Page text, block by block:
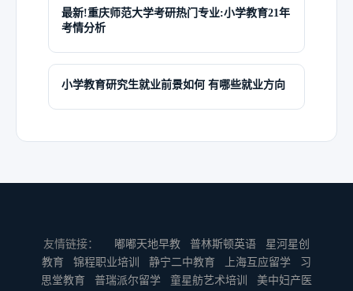
最新!重庆师范大学考研热门专业:小学教育21年
考情分析
小学教育研究生就业前景如何 有哪些就业方向
友情链接： 嘟嘟天地早教 普林斯顿英语
星河星创
教育
锦程职业培训 静宁二中教育 上海互应留学
习
思堂教育
普瑞派尔留学 童星舫艺术培训
美中妇产医